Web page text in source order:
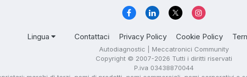
Lingua Contattaci Privacy Policy Cookie Policy
Autodiagnostic | Meccatronici Community
Copyright © 2007-2026 Tutti i diritti riservati
P.iva 03438870044